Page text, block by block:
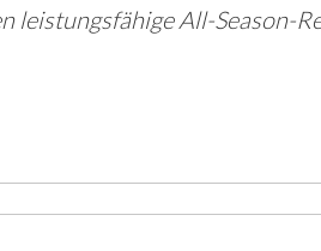
leistungsfähige All-Season-